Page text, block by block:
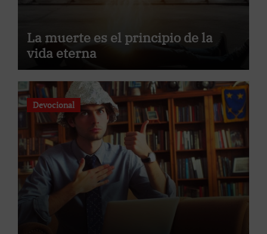
La muerte es el principio de la
vida eterna
Devocional